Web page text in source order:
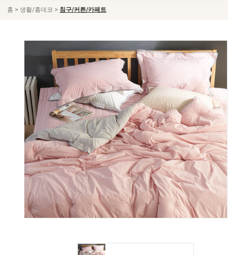
홈 > 생활/홈데코 > 침구/커튼/카페트